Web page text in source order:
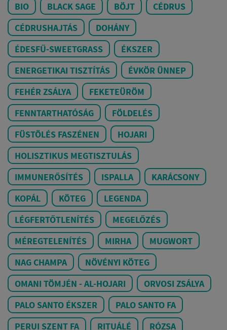
BIO BLACK SAGE BÖJT
CÉDRUS
CÉDRUSHAJTÁS
DOHÁNY
ÉDESFŰ-SWEETGRASS
ÉKSZER
ENERGETIKAI TISZTÍTÁS
ÉVKÖR ÜNNEP
FEHÉR ZSÁLYA
FEKETEÜRÖM
FENNTARTHATÓSÁG
FÖLDELÉS
FÜSTÖLÉS FASZÉNEN
HOJARI
HOLISZTIKUS MEGTISZTULÁS
IMMUNERŐSÍTÉS
ISPALLA
KARÁCSONY
KOPÁL
KÖTEG
LEGENDA
LÉGFERTŐTLENÍTÉS
MEGELŐZÉS
MÉREGTELENÍTÉS
MIRHA
MUGWORT
NAG CHAMPA
NÖVÉNYI KÖTEG
OMANI TÖMJÉN - AL-HOJARI
ORVOSI ZSÁLYA
PALO SANTO ÉKSZER
PALO SANTO FA
PERUI SZENT FA
RITUÁLÉ
RÓZSA